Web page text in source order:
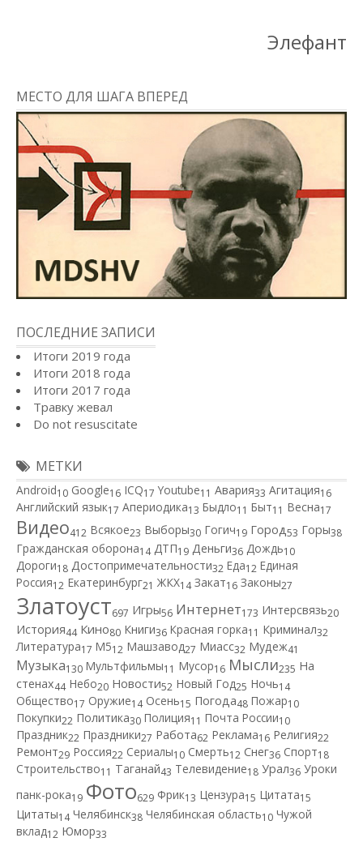
Элефант
МЕСТО ДЛЯ ШАГА ВПЕРЕД
ПОСЛЕДНИЕ ЗАПИСИ
Итоги 2019 года
Итоги 2018 года
Итоги 2017 года
Травку жевал
Do not resuscitate
МЕТКИ
Android10 Google16 ICQ17 Youtube11 Авария33 Агитация16
Английский язык17 Апериодика13 Быдло11 Быт11 Весна17
Видео412 Всякое23 Выборы30 Гогич19 Город53 Горы38
Гражданская оборона14 ДТП19 Деньги36 Дождь10
Дороги18 Достопримечательности32 Еда12 Единая
Россия12 Екатеринбург21 ЖКХ14 Закат16 Законы27
Златоуст697 Игры56 Интернет173 Интерсвязь20
История44 Кино80 Книги36 Красная горка11 Криминал32
Литература17 М512 Машзавод27 Миасс32 Мудеж41
Музыка130 Мультфильмы11 Мусор16 Мысли235 На
стенах44 Небо20 Новости52 Новый Год25 Ночь14
Общество17 Оружие14 Осень15 Погода48 Пожар10
Покупки22 Политика30 Полиция11 Почта России10
Праздник22 Праздники27 Работа62 Реклама16 Религия22
Ремонт29 Россия22 Сериалы10 Смерть12 Снег36 Спорт18
Строительство11 Таганай43 Телевидение18 Урал36 Уроки
панк-рока19 Фото629 Фрик13 Цензура15 Цитата15
Цитаты14 Челябинск38 Челябинская область10 Чужой
вклад12 Юмор33